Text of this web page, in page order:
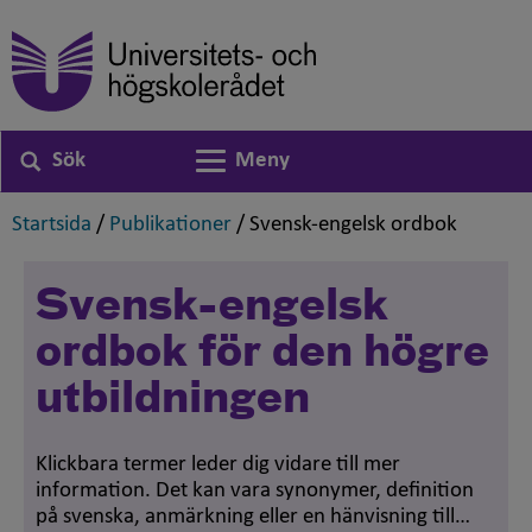
Sök
Växla navigering
Meny
Startsida ,
/ Publikationer ,
/ Svensk-engelsk ordbok
Svensk-engelsk
ordbok för den högre
utbildningen
Klickbara termer leder dig vidare till mer
information. Det kan vara synonymer, definition
på svenska, anmärkning eller en hänvisning till